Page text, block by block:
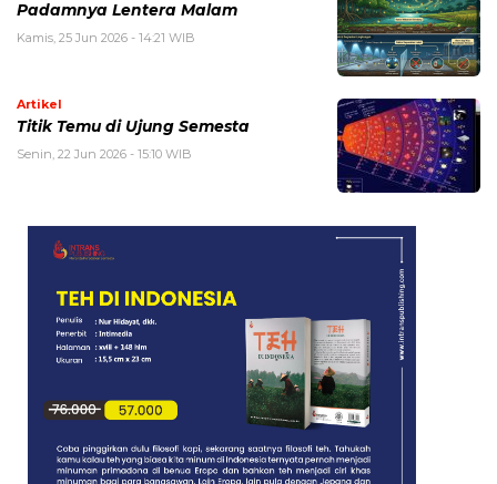
Padamnya Lentera Malam
Kamis, 25 Jun 2026 - 14:21 WIB
Artikel
Titik Temu di Ujung Semesta
Senin, 22 Jun 2026 - 15:10 WIB